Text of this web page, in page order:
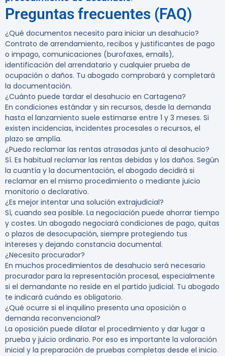
Preguntas frecuentes (FAQ)
¿Qué documentos necesito para iniciar un desahucio?
Contrato de arrendamiento, recibos y justificantes de pago
o impago, comunicaciones (burofaxes, emails),
identificación del arrendatario y cualquier prueba de
ocupación o daños. Tu abogado comprobará y completará
la documentación.
¿Cuánto puede tardar el desahucio en Cartagena?
En condiciones estándar y sin recursos, desde la demanda
hasta el lanzamiento suele estimarse entre 1 y 3 meses. Si
existen incidencias, incidentes procesales o recursos, el
plazo se amplía.
¿Puedo reclamar las rentas atrasadas junto al desahucio?
Sí. Es habitual reclamar las rentas debidas y los daños. Según
la cuantía y la documentación, el abogado decidirá si
reclamar en el mismo procedimiento o mediante juicio
monitorio o declarativo.
¿Es mejor intentar una solución extrajudicial?
Sí, cuando sea posible. La negociación puede ahorrar tiempo
y costes. Un abogado negociará condiciones de pago, quitas
o plazos de desocupación, siempre protegiendo tus
intereses y dejando constancia documental.
¿Necesito procurador?
En muchos procedimientos de desahucio será necesario
procurador para la representación procesal, especialmente
si el demandante no reside en el partido judicial. Tu abogado
te indicará cuándo es obligatorio.
¿Qué ocurre si el inquilino presenta una oposición o
demanda reconvencional?
La oposición puede dilatar el procedimiento y dar lugar a
prueba y juicio ordinario. Por eso es importante la valoración
inicial y la preparación de pruebas completas desde el inicio.